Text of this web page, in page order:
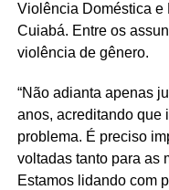
Violência Doméstica e
Cuiabá. Entre os
violência de gênero.
“Não adianta apenas
anos, acreditando que
problema. É preciso
voltadas tanto para as
Estamos lidando com